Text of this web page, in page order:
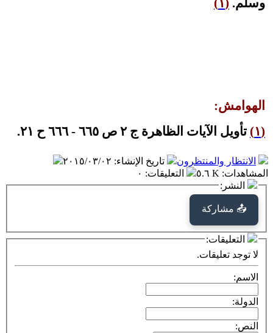
وسلم. (١)
الهوامش:
(١)
تأويل الآيات الظاهرة ج ٢ ص ٦٦٥ - ٦٦٦ ح ٢١.
الانتظار والمنتظرون تاريخ الإنشاء: ٢٠١٥/٠٣/٠٢
المشاهدات: ٥.٦ K التعليقات: ٠
النشر:
📤 مشاركة
التعليقات:
لا توجد تعليقات.
الاسم:
الدولة:
النص: